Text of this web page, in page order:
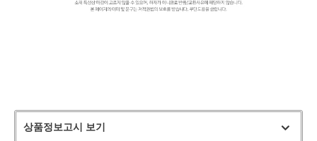
상품정보고시 보기